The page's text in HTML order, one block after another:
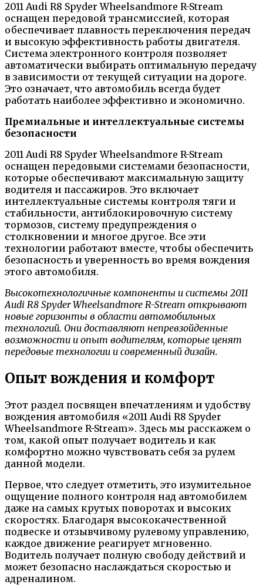
2011 Audi R8 Spyder Wheelsandmore R-Stream
оснащен передовой трансмиссией, которая
обеспечивает плавность переключения передач
и высокую эффективность работы двигателя.
Система электронного контроля позволяет
автоматически выбирать оптимальную передачу
в зависимости от текущей ситуации на дороге.
Это означает, что автомобиль всегда будет
работать наиболее эффективно и экономично.
Премиальные и интеллектуальные системы
безопасности
2011 Audi R8 Spyder Wheelsandmore R-Stream
оснащен передовыми системами безопасности,
которые обеспечивают максимальную защиту
водителя и пассажиров. Это включает
интеллектуальные системы контроля тяги и
стабильности, антиблокировочную систему
тормозов, систему предупреждения о
столкновении и многое другое. Все эти
технологии работают вместе, чтобы обеспечить
безопасность и уверенность во время вождения
этого автомобиля.
Высокотехнологичные компоненты и системы 2011
Audi R8 Spyder Wheelsandmore R-Stream открывают
новые горизонты в области автомобильных
технологий. Они доставляют непревзойденные
возможности и опыт водителям, которые ценят
передовые технологии и современный дизайн.
Опыт вождения и комфорт
Этот раздел посвящен впечатлениям и удобству
вождения автомобиля «2011 Audi R8 Spyder
Wheelsandmore R-Stream». Здесь мы расскажем о
том, какой опыт получает водитель и как
комфортно можно чувствовать себя за рулем
данной модели.
Первое, что следует отметить, это изумительное
ощущение полного контроля над автомобилем
даже на самых крутых поворотах и высоких
скоростях. Благодаря высококачественной
подвеске и отзывчивому рулевому управлению,
каждое движение реагирует мгновенно.
Водитель получает полную свободу действий и
может безопасно наслаждаться скоростью и
адреналином.